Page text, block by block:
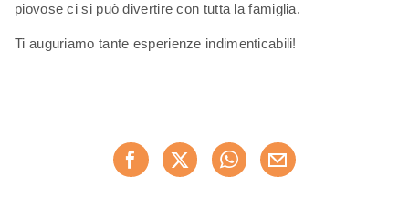
piovose ci si può divertire con tutta la famiglia.
Ti auguriamo tante esperienze indimenticabili!
Consiglia ora